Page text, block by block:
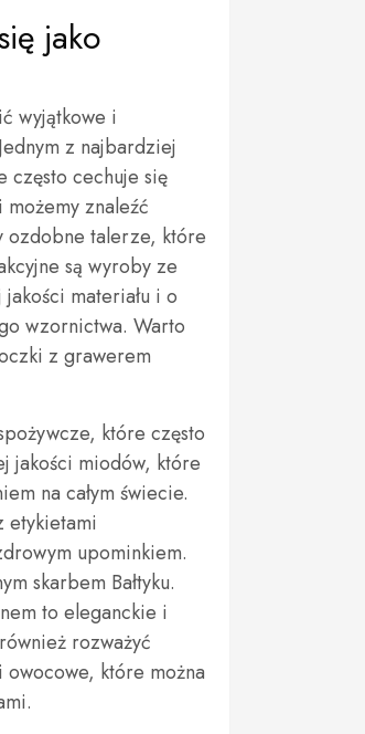
jako
wyjątkowe i
z najbardziej
często cechuje się
znaleźć
ozdobne talerze, które
są wyroby ze
materiału i o
wzornictwa. Warto
z grawerem
które często
jakości miodów, które
na całym świecie.
etykietami
upominkiem.
skarbem Bałtyku.
to eleganckie i
rozważyć
które można